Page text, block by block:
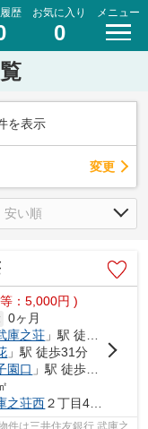
歴 お気に入り
0
メニュー
を表示
変更
：5,000円 )
0ヶ月
庫之荘 」駅 徒歩6分
」駅 徒歩31分
園口 」駅 徒歩34分
之荘西２丁目45-11